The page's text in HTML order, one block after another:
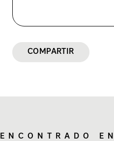
COMPARTIR
ENCONTRADO EN